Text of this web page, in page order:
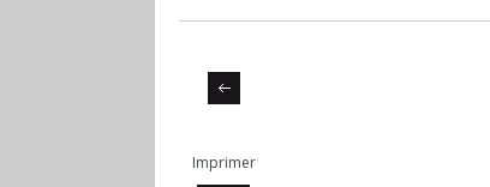
Imprimer